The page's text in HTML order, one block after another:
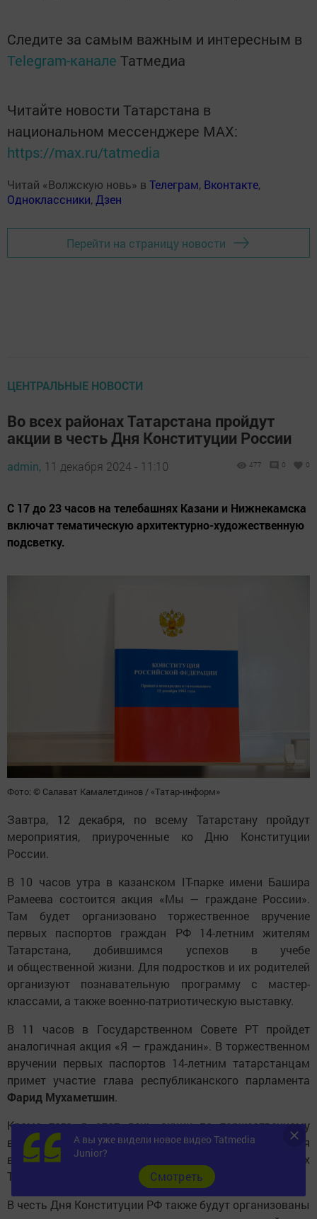
Следите за самым важным и интересным в
Telegram-канале Татмедиа
Читайте новости Татарстана в
национальном мессенджере MАХ:
https://max.ru/tatmedia
Читай «Волжскую новь» в Телеграм, Вконтакте,
Одноклассники,Дзен
Перейти на страницу новости
ЦЕНТРАЛЬНЫЕ НОВОСТИ
Во всех районах Татарстана пройдут
акции в честь Дня Конституции России
admin, 11 декабря 2024 - 11:10 477 0 0
С 17 до 23 часов на телебашнях Казани и Нижнекамска
включат тематическую архитектурно-художественную
подсветку.
Фото: © Салават Камалетдинов / «Татар-информ»
Завтра, 12 декабря, по всему Татарстану пройдут
мероприятия, приуроченные ко Дню Конституции
России.
В 10 часов утра в казанском IT-парке имени Башира
Рамеева состоится акция «Мы — граждане России».
Там будет организовано торжественное вручение
первых паспортов граждан РФ 14-летним жителям
Татарстана, добившимся успехов в учебе
и общественной жизни. Для подростков и их родителей
организуют познавательную программу с мастер-
классами, а также военно-патриотическую выставку.
В 11 часов в Государственном Совете РТ пройдет
аналогичная акция «Я — гражданин». В торжественном
вручении первых паспортов 14-летним татарстанцам
примет участие глава республиканского парламента
Фарид Мухаметшин.
Кроме того, в этот день акции по торжественному
вручению первых паспортов подросткам состоятся
во всех муниципальных районах и городских округах
Татарстана.
В честь Дня Конституции РФ также будут организованы
А вы уже видели новое видео Tatmedia
Junior?
Cмотреть